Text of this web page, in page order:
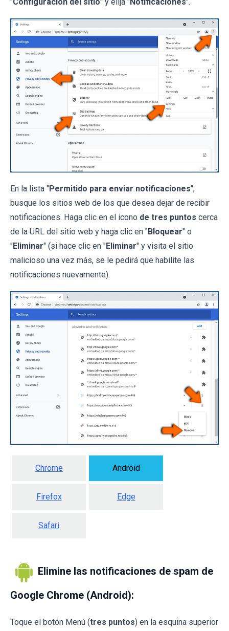
En la lista "Permitido para enviar notificaciones",
busque los sitios web de los que desea dejar de recibir
notificaciones. Haga clic en el icono de tres puntos cerca
de la URL del sitio web y haga clic en "Bloquear" o
"Eliminar" (si hace clic en "Eliminar" y visita el sitio
malicioso una vez más, se le pedirá que habilite las
notificaciones nuevamente).
Chrome Android
Firefox Edge
Safari
Elimine las notificaciones de spam de
Google Chrome (Android):
Toque el botón Menú (tres puntos) en la esquina superior